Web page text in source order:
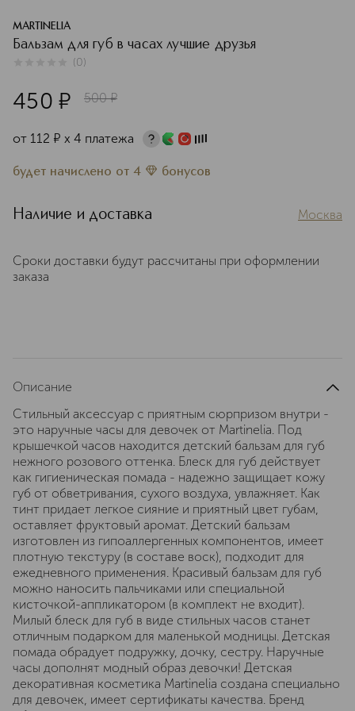
MARTINELIA
Бальзам для губ в часах лучшие друзья
(0)
450 ¤ 500 ¤
от 112 ¤ х 4 платежа
будет начислено от 4 бонусов
Наличие и доставка Москва
Сроки доставки будут рассчитаны при оформлении
заказа
Описание
Стильный аксессуар с приятным сюрпризом внутри -
это наручные часы для девочек от Martinelia. Под
крышечкой часов находится детский бальзам для губ
нежного розового оттенка. Блеск для губ действует
как гигиеническая помада - надежно защищает кожу
губ от обветривания, сухого воздуха, увлажняет. Как
тинт придает легкое сияние и приятный цвет губам,
оставляет фруктовый аромат. Детский бальзам
изготовлен из гипоаллергенных компонентов, имеет
плотную текстуру (в составе воск), подходит для
ежедневного применения. Красивый бальзам для губ
можно наносить пальчиками или специальной
кисточкой-аппликатором (в комплект не входит).
Милый блеск для губ в виде стильных часов станет
отличным подарком для маленькой модницы. Детская
помада обрадует подружку, дочку, сестру. Наручные
часы дополнят модный образ девочки! Детская
декоративная косметика Martinelia создана специально
для девочек, имеет сертификаты качества. Бренд